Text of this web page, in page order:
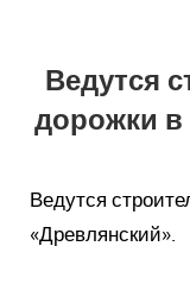
Ведутся
дорожки в
Ведутся
«Древлянский».